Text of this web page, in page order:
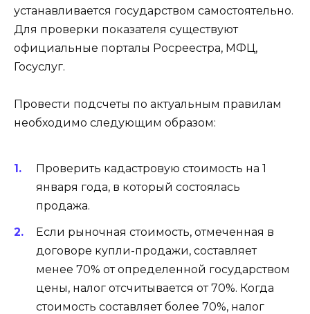
устанавливается государством самостоятельно.
Для проверки показателя существуют
официальные порталы Росреестра, МФЦ,
Госуслуг.
Провести подсчеты по актуальным правилам
необходимо следующим образом:
Проверить кадастровую стоимость на 1
января года, в который состоялась
продажа.
Если рыночная стоимость, отмеченная в
договоре купли-продажи, составляет
менее 70% от определенной государством
цены, налог отсчитывается от 70%. Когда
стоимость составляет более 70%, налог